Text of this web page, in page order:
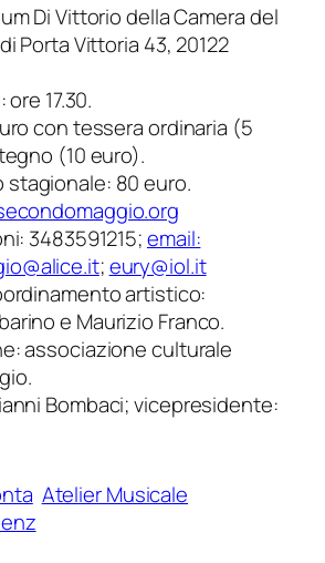
Di Vittorio della Camera del
Porta Vittoria 43, 20122
17.30.
con tessera ordinaria (5
(10 euro).
80 euro.
3483591215;email:
;eury@iol.it
artistico:
e Maurizio Franco.
associazione culturale
Bombaci; vicepresidente:
Atelier Musicale